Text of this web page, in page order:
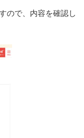
ので、内容を確認し